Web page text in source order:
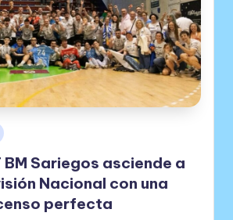
BM Sariegos asciende a
Nacional con una
perfecta